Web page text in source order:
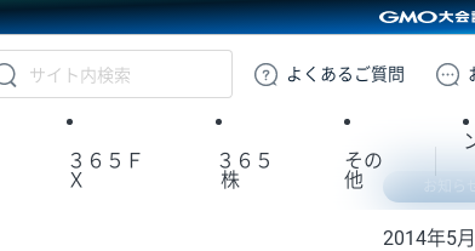
GMOクリック証券
よくある ご質問
３６５Ｆ
Ｘ
３６５
株
その
他
2014年5